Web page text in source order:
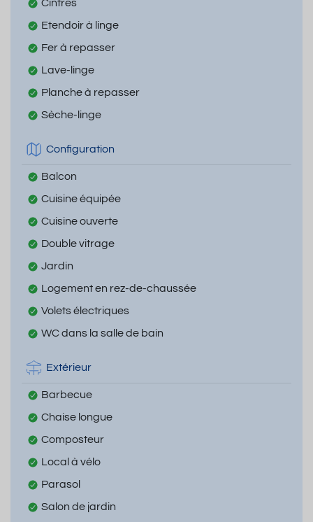
Cintres
Etendoir à linge
Fer à repasser
Lave-linge
Planche à repasser
Sèche-linge
Configuration
Balcon
Cuisine équipée
Cuisine ouverte
Double vitrage
Jardin
Logement en rez-de-chaussée
Volets électriques
WC dans la salle de bain
Extérieur
Barbecue
Chaise longue
Composteur
Local à vélo
Parasol
Salon de jardin